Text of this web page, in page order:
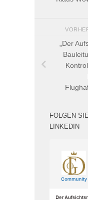
„Der
FOLGEN
LINKEDIN